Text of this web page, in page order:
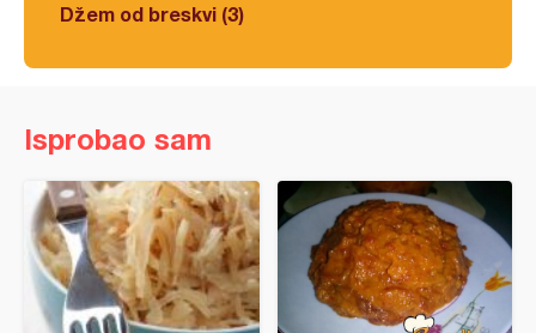
Džem od breskvi (3)
Isprobao sam